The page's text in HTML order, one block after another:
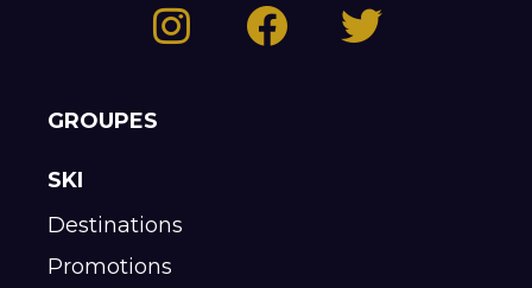
GROUPES
SKI
Destinations
Promotions